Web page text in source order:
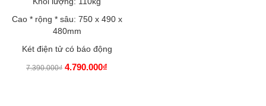
Cao * rộng * sâu: 750 x 490 x
480mm
Két điện tử có báo động
7.390.000₫ 4.790.000₫